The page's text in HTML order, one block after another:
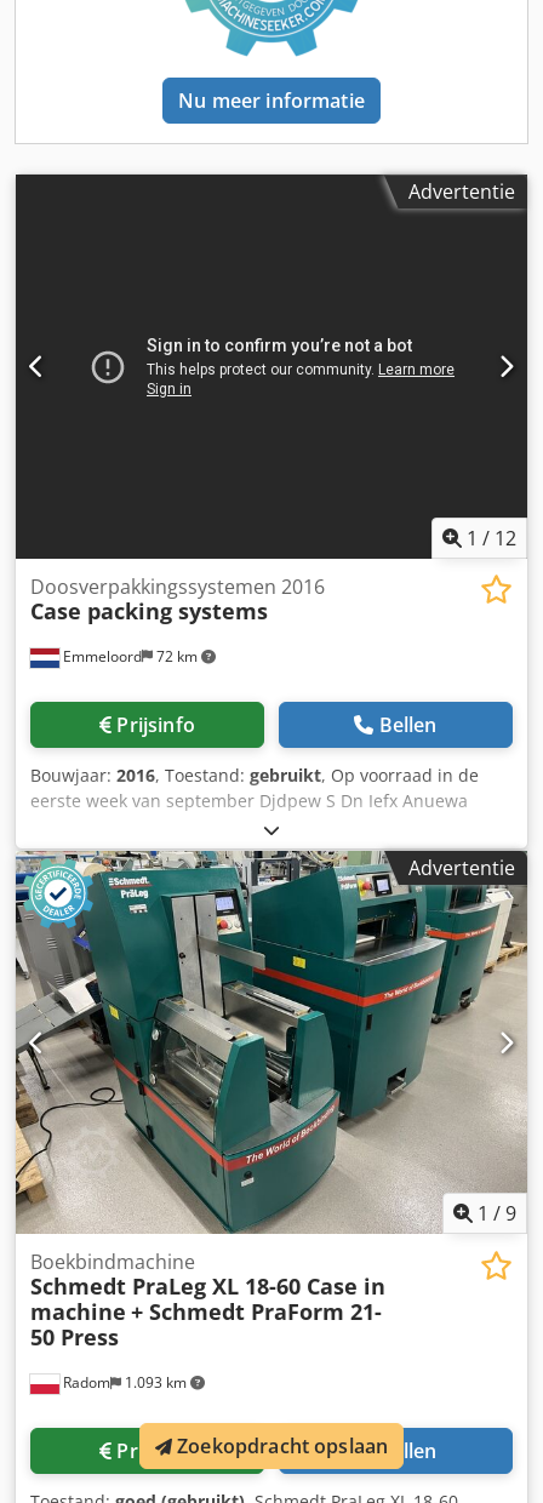
Nu meer informatie
Advertentie
1 / 12
Emmeloord 72 km
Doosverpakkingssystemen 2016
Case packing systems
Prijsinfo Bellen
Bouwjaar: 2016, Toestand: gebruikt, Op voorraad in de
eerste week van september Djdpew S Dn Iefx Anuewa
Advertentie
1 /9
Radom 1.093 km
Boekbindmachine
Schmedt PraLeg XL 18-60 Case in
machine + Schmedt PraForm 21-
50 Press
Prijsinfo Bellen
Zoekopdracht opslaan